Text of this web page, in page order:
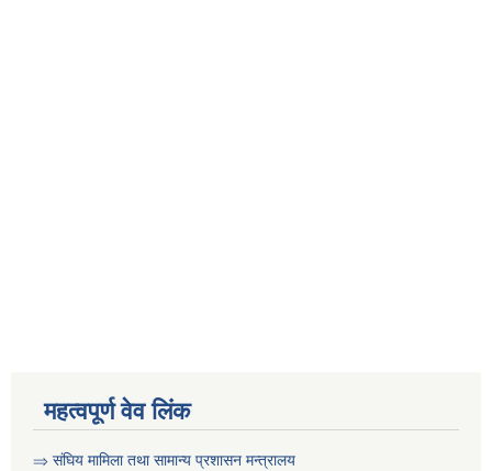
महत्वपूर्ण वेव लिंक
⇒ संघिय मामिला तथा सामान्य प्रशासन मन्त्रालय